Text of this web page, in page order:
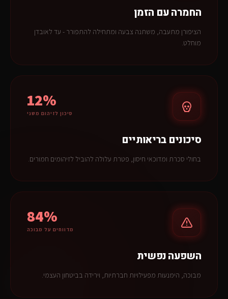
החמרה עם הזמן
הציפורן מתעבה, משתנה צבעה ומתחילה להתפורר - עד לאובדן
מוחלט.
12%
סיכון לזיהום משני
סיכונים בריאותיים
בחולי סכרת ומדוכאי חיסון, פטרת עלולה להוביל לזיהומים חמורים.
84%
מדווחים על מבוכה
השפעה נפשית
מבוכה, הימנעות מפעילויות חברתיות, וירידה בביטחון העצמי.